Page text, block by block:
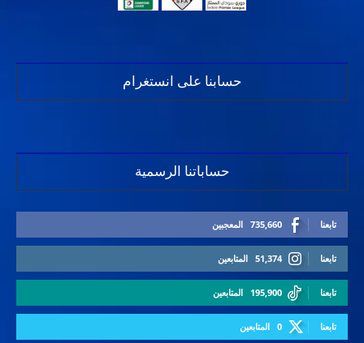
حسابنا على انستغرام
حساباتنا الرسمية
735,660 المعجبين تابعنا
51,374 المتابعين تابعنا
195,900 المتابعين تابعنا
0 المتابعين تابعنا